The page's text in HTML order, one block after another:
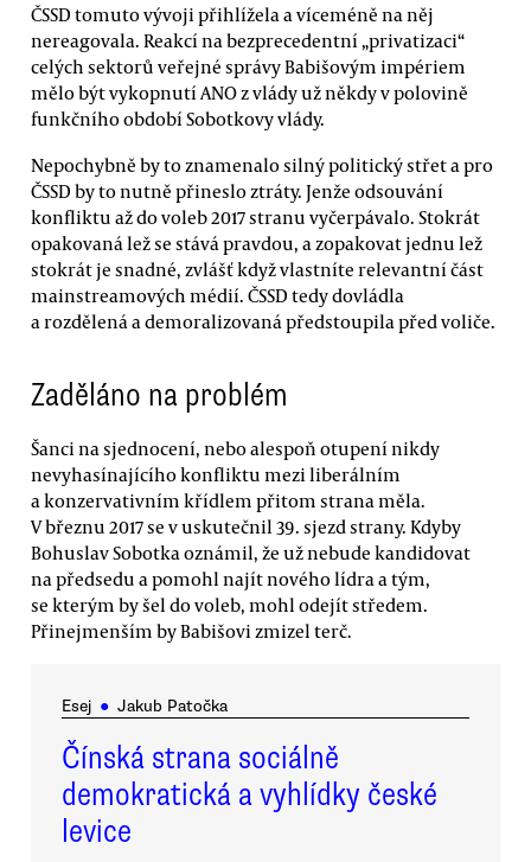
ČSSD tomuto vývoji přihlížela a víceméně na něj
nereagovala. Reakcí na bezprecedentní „privatizaci“
celých sektorů veřejné správy Babišovým impériem
mělo být vykopnutí ANO z vlády už někdy v polovině
funkčního období Sobotkovy vlády.
Nepochybně by to znamenalo silný politický střet a pro
ČSSD by to nutně přineslo ztráty. Jenže odsouvání
konfliktu až do voleb 2017 stranu vyčerpávalo. Stokrát
opakovaná lež se stává pravdou, a zopakovat jednu lež
stokrát je snadné, zvlášť když vlastníte relevantní část
mainstreamových médií. ČSSD tedy dovládla
a rozdělená a demoralizovaná předstoupila před voliče.
Zaděláno na problém
Šanci na sjednocení, nebo alespoň otupení nikdy
nevyhasínajícího konfliktu mezi liberálním
a konzervativním křídlem přitom strana měla.
V březnu 2017 se v uskutečnil 39. sjezd strany. Kdyby
Bohuslav Sobotka oznámil, že už nebude kandidovat
na předsedu a pomohl najít nového lídra a tým,
se kterým by šel do voleb, mohl odejít středem.
Přinejmenším by Babišovi zmizel terč.
Esej ● Jakub Patočka
Čínská strana sociálně
demokratická a vyhlídky české
levice